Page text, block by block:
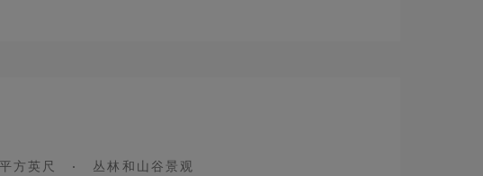
方英尺 VIEW
丛林和山谷景观